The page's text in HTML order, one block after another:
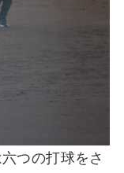
つの打球をさ